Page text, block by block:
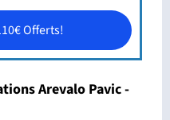
Offerts!
Arevalo Pavic -